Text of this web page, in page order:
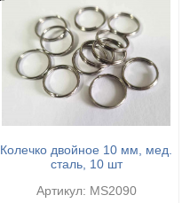
Колечко двойное 10 мм, мед.
сталь, 10 шт
Артикул: MS2090